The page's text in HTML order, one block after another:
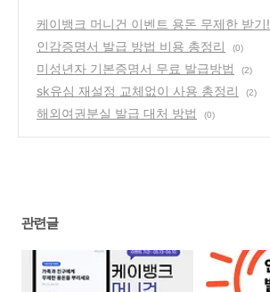
케이뱅크 머니건 이벤트 용돈 무제한 받기!
인감증명서 발급 방법 비용 총정리 (0)
미성년자 기본증명서 무료 발급방법 (2)
sk유심 재설정 교체없이 사용 총정리 (2)
해외여권분실 발급 대처 방법 (0)
관련글